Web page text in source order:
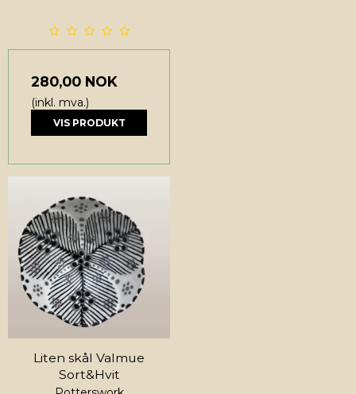
280,00 NOK
(inkl. mva.)
VIS PRODUKT
Liten skål Valmue
Sort&Hvit